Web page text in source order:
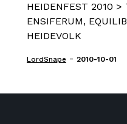
HEIDENFEST 2010 >
ENSIFERUM,
HEIDEVOLK
LordSnape - 2010-10-01